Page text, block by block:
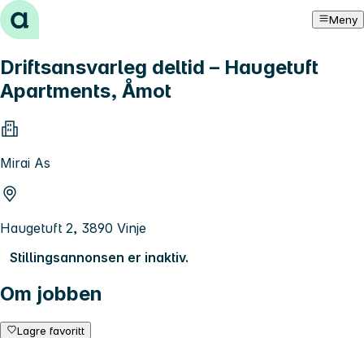
Hopp til innhold Meny
Driftsansvarleg deltid – Haugetuft
Apartments, Åmot
Mirai As
Haugetuft 2, 3890 Vinje
Stillingsannonsen er inaktiv.
Om jobben
Lagre favoritt